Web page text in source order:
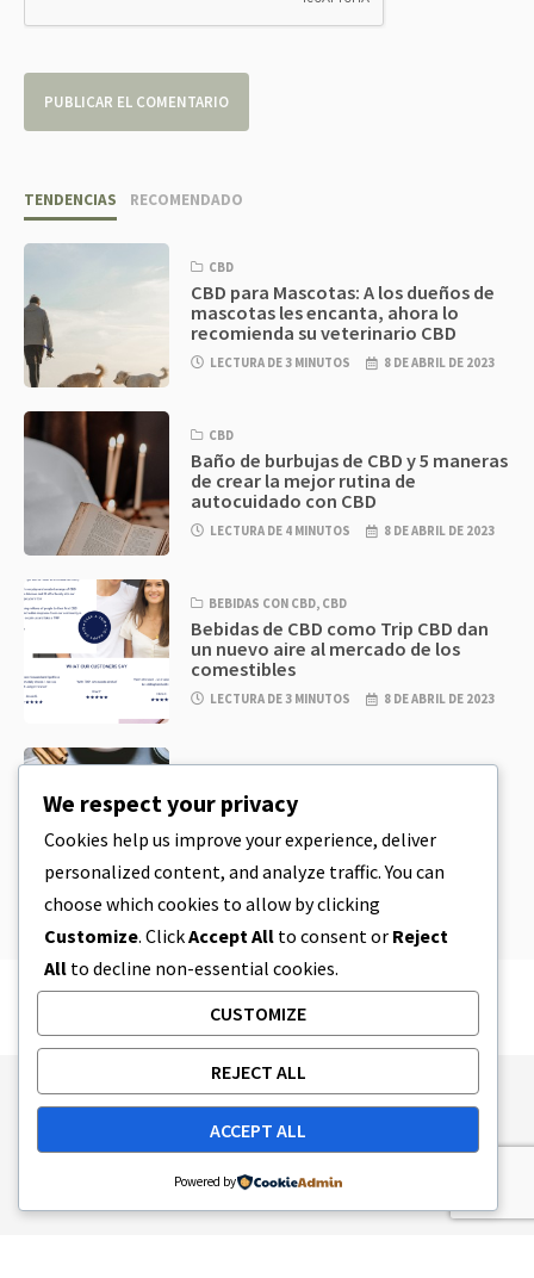
TENDENCIAS RECOMENDADO
CBD
CBD para Mascotas: A los dueños de
mascotas les encanta, ahora lo
recomienda su veterinario CBD
LECTURA DE 3 MINUTOS 8 DE ABRIL DE 2023
CBD
Baño de burbujas de CBD y 5 maneras
de crear la mejor rutina de
autocuidado con CBD
LECTURA DE 4 MINUTOS 8 DE ABRIL DE 2023
BEBIDAS CON CBD, CBD
Bebidas de CBD como Trip CBD dan
un nuevo aire al mercado de los
comestibles
LECTURA DE 3 MINUTOS 8 DE ABRIL DE 2023
CBD,CBD EDIBLES
Masa de galletas de CBD y
comestibles de CBD increíblemente
sencillos que puedes preparar en
casa
LECTURA DE 4 MINUTOS
Publishing Principles
Ethics Policy
Corrections Policy
Feedback Policy
Ownership & Funding
Tag map
We respect your privacy
Cookies help us improve your experience, deliver
personalized content, and analyze traffic. You can
choose which cookies to allow by clicking
Customize. ClickAccept All to consent or Reject
All to decline non-essential cookies.
CUSTOMIZE
REJECT ALL
ACCEPT ALL
Powered by